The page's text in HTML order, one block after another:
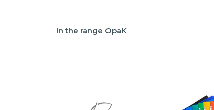
In the range OpaK